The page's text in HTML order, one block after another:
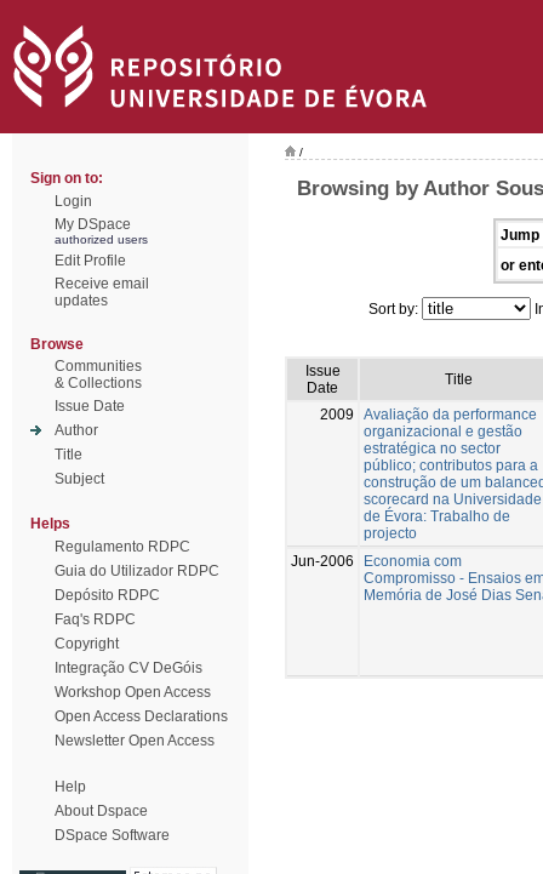
Sign on to:
Login
My DSpace
authorized users
Edit Profile
Receive email
updates
Browse
Communities
& Collections
Issue Date
Author
Title
Subject
Helps
Regulamento RDPC
Guia do Utilizador RDPC
Depósito RDPC
Faq's RDPC
Copyright
Integração CV DeGóis
Workshop Open Access
Open Access Declarations
Newsletter Open Access
Help
About Dspace
DSpace Software
/
Browsing by Author
Jump
or
Sort by:
Issue
Date
Title
2009
Avaliação da performance
organizacional e gestão
estratégica no sector
público; contributos para a
construção de um
scorecard na Universidade
de Évora: Trabalho de
projecto
Jun-2006
Economia com
Compromisso - Ensaios
Memória de José Dias